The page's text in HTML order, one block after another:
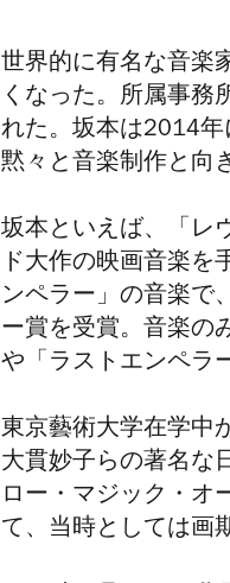
世界的に有名な音楽
くなった。所属事務
れた。坂本は2014年
黙々と音楽制作と向
坂本といえば、「レ
ド大作の映画音楽
ンペラー」の音楽で
ー賞を受賞。音楽の
や「ラストエンペラ
東京藝術大学在学中
大貫妙子らの著名な
ロー・マジック・オ
て、当時としては画